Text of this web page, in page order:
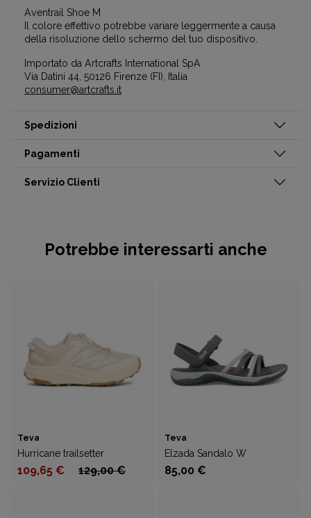
Aventrail Shoe M
Il colore effettivo potrebbe variare leggermente a causa
della risoluzione dello schermo del tuo dispositivo.
Importato da Artcrafts International SpA
Via Datini 44, 50126 Firenze (FI), Italia
consumer@artcrafts.it
Spedizioni
Pagamenti
Servizio Clienti
Potrebbe interessarti anche
Teva
Hurricane trailsetter
109,65 € 129,00 €
Teva
Elzada Sandalo W
85,00 €